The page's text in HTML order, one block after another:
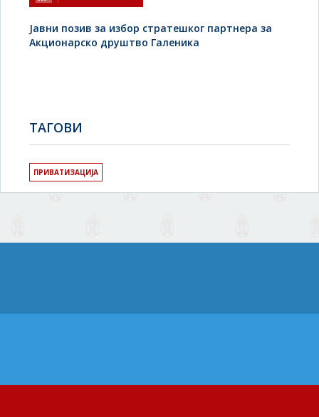
Јавни позив за избор стратешког партнера за
Акционарско друштво Галеника
TAГОВИ
ПРИВАТИЗАЦИЈА